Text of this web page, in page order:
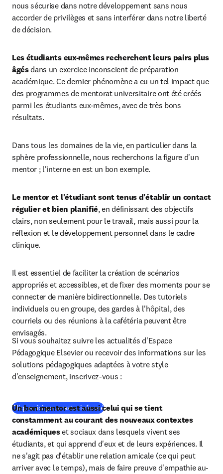
nous sécurise dans notre développement sans nous
accorder de privilèges et sans interférer dans notre liberté
de décision.
Les étudiants eux-mêmes recherchent leurs pairs plus
âgés dans un exercice inconscient de préparation
académique. Ce dernier phénomène a eu un tel impact que
des programmes de mentorat universitaire ont été créés
parmi les étudiants eux-mêmes, avec de très bons
résultats.
Dans tous les domaines de la vie, en particulier dans la
sphère professionnelle, nous recherchons la figure d'un
mentor ; l'interne en est un bon exemple.
Le mentor et l'étudiant sont tenus d'établir un contact
régulier et bien planifié, en définissant des objectifs
clairs, non seulement pour le travail, mais aussi pour la
réflexion et le développement personnel dans le cadre
clinique.
Il est essentiel de faciliter la création de scénarios
appropriés et accessibles, et de fixer des moments pour se
connecter de manière bidirectionnelle. Des tutoriels
individuels ou en groupe, des gardes à l'hôpital, des
courriels ou des réunions à la cafétéria peuvent être
envisagés.
Si vous souhaitez suivre les actualités d'Espace
Pédagogique Elsevier ou recevoir des informations sur les
solutions pédagogiques adaptées à votre style
d'enseignement, inscrivez-vous :
Cliquez ici pour rester informé(S’ouvre dans une nouvelle fenêtre
Un bon mentor est aussi celui qui se tient
constamment au courant des nouveaux contextes
académiques et sociaux dans lesquels vivent ses
étudiants, et qui apprend d'eux et de leurs expériences. Il
ne s'agit pas d'établir une relation amicale (ce qui peut
arriver avec le temps), mais de faire preuve d'empathie au-